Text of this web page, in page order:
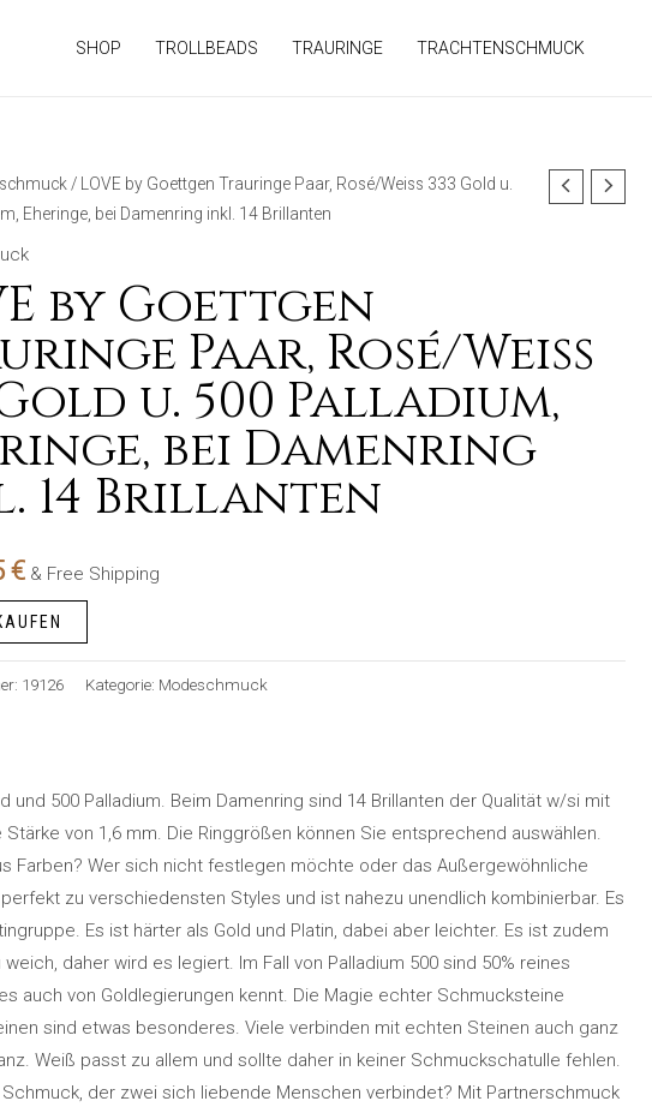
SHOP TROLLBEADS TRAURINGE TRACHTENSCHMUCK
/ LOVE by Goettgen Trauringe Paar, Rosé/Weiss 333 Gold u.
Eheringe, bei Damenring inkl. 14 Brillanten
by Goettgen
Paar, Rosé/Weiss
Gold u. 500 Palladium,
bei Damenring
14 Brillanten
€ & Free Shipping
19126 Kategorie: Modeschmuck
500 Palladium. Beim Damenring sind 14 Brillanten der Qualität w/si mit
von 1,6 mm. Die Ringgrößen können Sie entsprechend auswählen.
Farben? Wer sich nicht festlegen möchte oder das Außergewöhnliche
zu verschiedensten Styles und ist nahezu unendlich kombinierbar. Es
Es ist härter als Gold und Platin, dabei aber leichter. Es ist zudem
daher wird es legiert. Im Fall von Palladium 500 sind 50% reines
auch von Goldlegierungen kennt. Die Magie echter Schmucksteine
sind etwas besonderes. Viele verbinden mit echten Steinen auch ganz
Weiß passt zu allem und sollte daher in keiner Schmuckschatulle fehlen.
der zwei sich liebende Menschen verbindet? Mit Partnerschmuck